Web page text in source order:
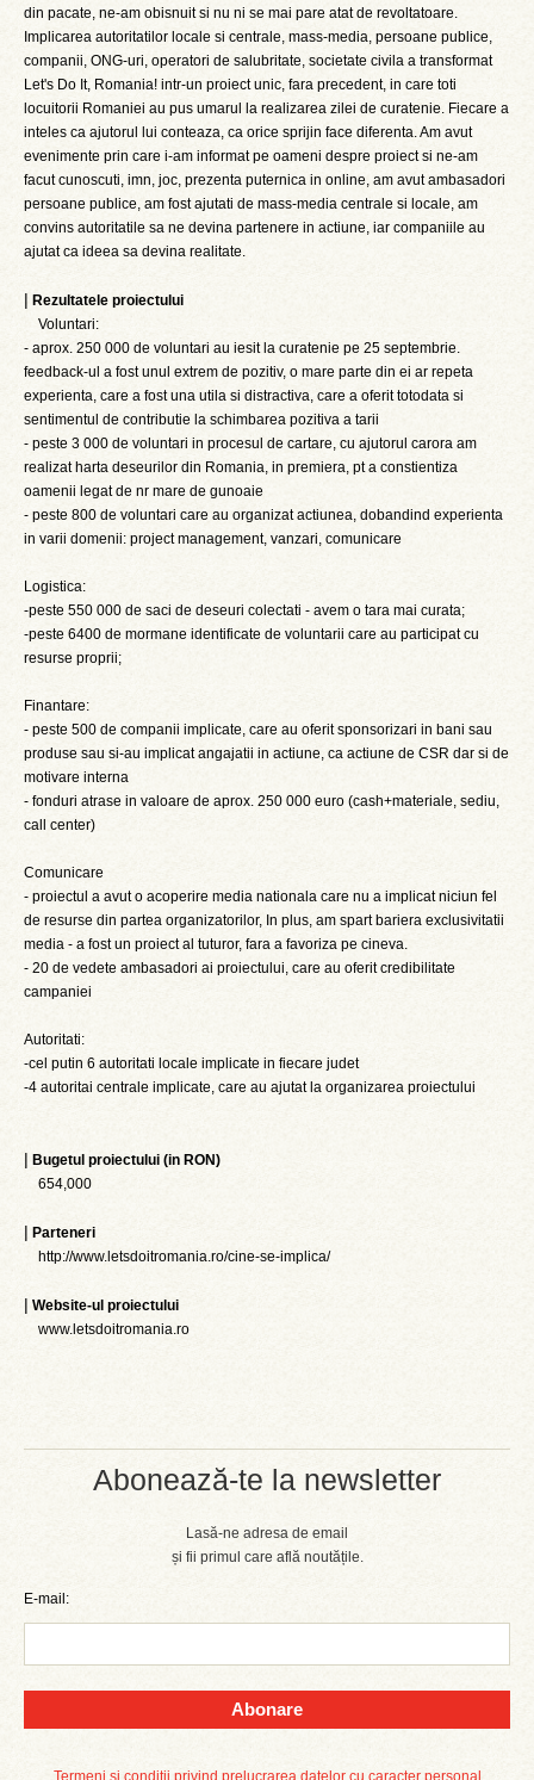
Abonează-te la newsletter
Lasă-ne adresa de email
și fii primul care află noutățile.
E-mail:
Abonare
Termeni și condiții privind prelucrarea datelor cu caracter personal
din pacate, ne-am obisnuit si nu ni se mai pare atat de revoltatoare.
Implicarea autoritatilor locale si centrale, mass-media, persoane publice,
companii, ONG-uri, operatori de salubritate, societate civila a transformat
Let's Do It, Romania! intr-un proiect unic, fara precedent, in care toti
locuitorii Romaniei au pus umarul la realizarea zilei de curatenie. Fiecare a
inteles ca ajutorul lui conteaza, ca orice sprijin face diferenta. Am avut
evenimente prin care i-am informat pe oameni despre proiect si ne-am
facut cunoscuti, imn, joc, prezenta puternica in online, am avut ambasadori
persoane publice, am fost ajutati de mass-media centrale si locale, am
convins autoritatile sa ne devina partenere in actiune, iar companiile au
ajutat ca ideea sa devina realitate.
| Rezultatele proiectului
Voluntari:
- aprox. 250 000 de voluntari au iesit la curatenie pe 25 septembrie.
feedback-ul a fost unul extrem de pozitiv, o mare parte din ei ar repeta
experienta, care a fost una utila si distractiva, care a oferit totodata si
sentimentul de contributie la schimbarea pozitiva a tarii
- peste 3 000 de voluntari in procesul de cartare, cu ajutorul carora am
realizat harta deseurilor din Romania, in premiera, pt a constientiza
oamenii legat de nr mare de gunoaie
- peste 800 de voluntari care au organizat actiunea, dobandind experienta
in varii domenii: project management, vanzari, comunicare
Logistica:
-peste 550 000 de saci de deseuri colectati - avem o tara mai curata;
-peste 6400 de mormane identificate de voluntarii care au participat cu
resurse proprii;
Finantare:
- peste 500 de companii implicate, care au oferit sponsorizari in bani sau
produse sau si-au implicat angajatii in actiune, ca actiune de CSR dar si de
motivare interna
- fonduri atrase in valoare de aprox. 250 000 euro (cash+materiale, sediu,
call center)
Comunicare
- proiectul a avut o acoperire media nationala care nu a implicat niciun fel
de resurse din partea organizatorilor, In plus, am spart bariera exclusivitatii
media - a fost un proiect al tuturor, fara a favoriza pe cineva.
- 20 de vedete ambasadori ai proiectului, care au oferit credibilitate
campaniei
Autoritati:
-cel putin 6 autoritati locale implicate in fiecare judet
-4 autoritai centrale implicate, care au ajutat la organizarea proiectului
| Bugetul proiectului (in RON)
654,000
| Parteneri
http://www.letsdoitromania.ro/cine-se-implica/
| Website-ul proiectului
www.letsdoitromania.ro